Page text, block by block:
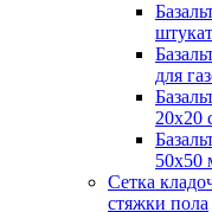
для
20x20
50x50
Сетка
стяжки пола